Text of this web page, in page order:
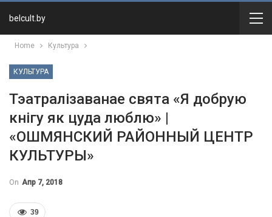
belcult.by
Home Культура
КУЛЬТУРА
Тэатралізаванае свята «Я добрую
кнігу як цуда люблю» |
«ОШМЯНСКИЙ РАЙОННЫЙ ЦЕНТР
КУЛЬТУРЫ»
On Апр 7, 2018
39